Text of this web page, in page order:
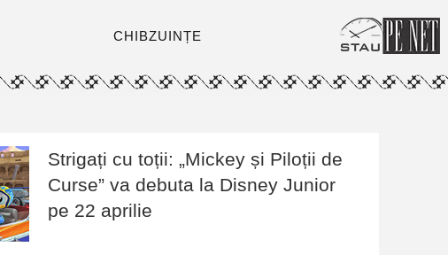
CHIBZUINȚE
Strigați cu toții: „Mickey și Piloții de
Curse” va debuta la Disney Junior
pe 22 aprilie